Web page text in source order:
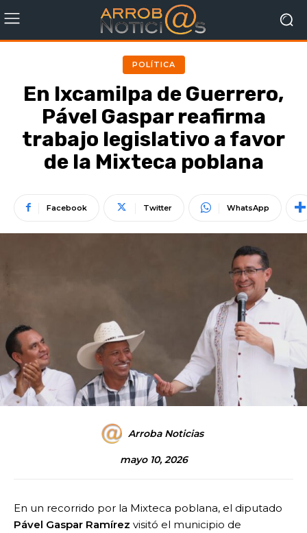
POLÍTICA
En Ixcamilpa de Guerrero,
Pável Gaspar reafirma
trabajo legislativo a favor
de la Mixteca poblana
Facebook Twitter WhatsApp
Arroba Noticias
mayo 10, 2026
En un recorrido por la Mixteca poblana, el diputado
Pável Gaspar Ramírez visitó el municipio de